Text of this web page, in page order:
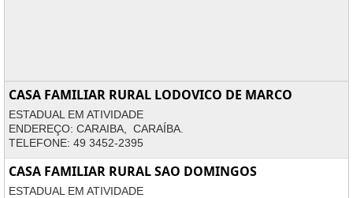
CASA FAMILIAR RURAL LODOVICO DE MARCO
ESTADUAL EM ATIVIDADE
ENDEREÇO: CARAIBA, CARAÍBA.
TELEFONE: 49 3452-2395
CASA FAMILIAR RURAL SAO DOMINGOS
ESTADUAL EM ATIVIDADE